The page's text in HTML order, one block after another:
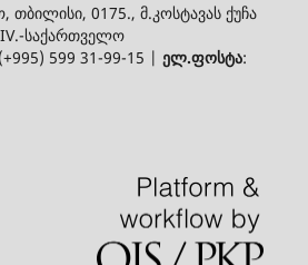
თბილისი, 0175., მ.კოსტავას ქუჩა
საქართველო
599 31-99-15 | ელ.ფოსტა: